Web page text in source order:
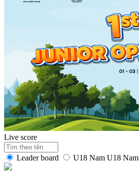
Live score
Leader board U18 Nam U18 Nam